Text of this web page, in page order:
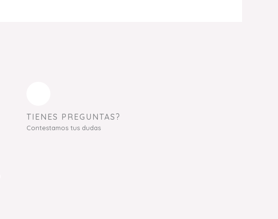
TIENES PREGUNTAS?
Contestamos tus dudas